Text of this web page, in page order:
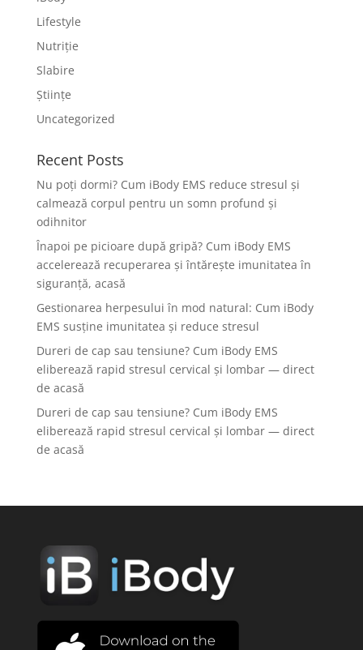
Lifestyle
Nutriție
Slabire
Științe
Uncategorized
Recent Posts
Nu poți dormi? Cum iBody EMS reduce stresul și
calmează corpul pentru un somn profund și
odihnitor
Înapoi pe picioare după gripă? Cum iBody EMS
accelerează recuperarea și întărește imunitatea în
siguranță, acasă
Gestionarea herpesului în mod natural: Cum iBody
EMS susține imunitatea și reduce stresul
Dureri de cap sau tensiune? Cum iBody EMS
eliberează rapid stresul cervical și lombar — direct
de acasă
Dureri de cap sau tensiune? Cum iBody EMS
eliberează rapid stresul cervical și lombar — direct
de acasă